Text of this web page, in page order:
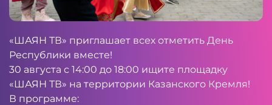
«ШАЯН ТВ» приглашает всех отметить День
Республики вместе!
30 августа с 14:00 до 18:00 ищите площадку
«ШАЯН ТВ» на территории Казанского Кремля!
В программе: